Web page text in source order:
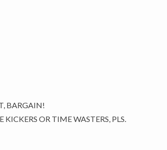
BARGAIN!
KICKERS OR TIME WASTERS, PLS.